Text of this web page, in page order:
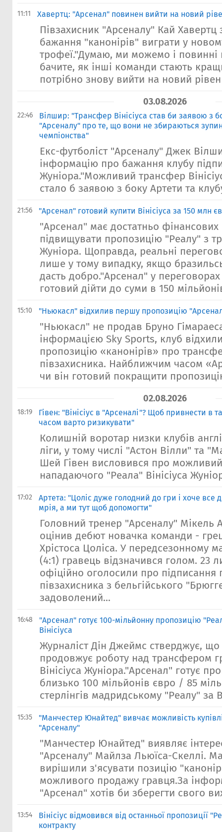
11:11 Хавертц: "Арсенал" повинен вийти на новий
Півзахисник "Арсеналу" Кай Хавертц
бажання "канонірів" виграти у
трофеї."Думаю, ми можемо і повинні
бачите, як інші команди стають
потрібно знову вийти на новий
03.08.2026
22:46
Вілшир: "Трансфер Вінісіуса став би заявою з
"Арсеналу" про те, що вони не збираються
чемпіонства"
Екс-футболіст "Арсеналу" Джек
інформацію про бажання клубу
Жуніора."Можливий трансфер
стало б заявою з боку Артети та
21:56 "Арсенал" готовий купити Вінісіуса за 150 млн
"Арсенал" має достатньо
підвищувати пропозицію "Реалу" з
Жуніора. Щоправда, реальні
лише у тому випадку, якщо
дасть добро."Арсенал" у переговорах
готовий дійти до суми в 150
15:10 "Ньюкасл" відхилив першу пропозицію
"Ньюкасл" не продав Бруно
інформацією Sky Sports, клуб
пропозицію «канонірів» про
півзахисника. Найближчим часом
чи він готовий покращити
02.08.2026
18:19
Гівен: "Вінісіус в "Арсеналі"? Щоб привнести в
часом варто ризикувати"
Колишній воротар низки клубів
ліги, у тому числі "Астон Вілли" та
Шей Гівен висловився про
нападаючого "Реала" Вінісіуса
17:02
Артета: "Цоліс дуже голодний до гри і хоче все
мрія, а ми тут щоб допомогти"
Головний тренер "Арсеналу" Мікель
оцінив дебют новачка команди -
Хрістоса Цоліса. У передсезонному
(4:1) гравець відзначився голом. 23
офіційно оголосили про підписання
півзахисника з бельгійського
задоволений...
16:48
"Арсенал" готує 100-мільйонну пропозицію
Вінісіуса
Журналіст Дін Джеймс стверджує,
продовжує роботу над трансфером
Вінісіуса Жуніора."Арсенал" готує
близько 100 мільйонів євро / 85
стерлінгів мадридському "Реалу" за
15:35
"Манчестер Юнайтед" вивчає можливість
"Арсеналу"
"Манчестер Юнайтед" виявляє
"Арсеналу" Майлза Льюїса-Скеллі.
вирішили з'ясувати позицію
можливого продажу гравця.За
"Арсенал" хотів би зберегти свого
13:54
Вінісіус відмовився від останньої пропозиції
контракту